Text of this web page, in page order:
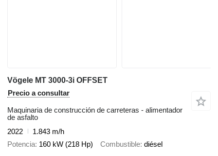
Vögele MT 3000-3i OFFSET
Precio a consultar
Maquinaria de construcción de carreteras - alimentador
de asfalto
2022
1.843 m/h
Potencia 160 kW (218 Hp) Combustible diésel